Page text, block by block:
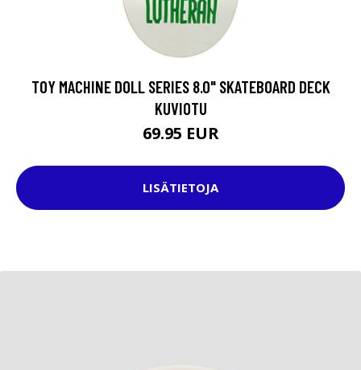
TOY MACHINE DOLL SERIES 8.0" SKATEBOARD DECK
KUVIOTU
69.95 EUR
LISÄTIETOJA